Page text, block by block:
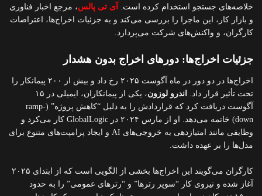
خلاصه‌های جستجو استخدام کرده است.
آی تی پالس، مرجع اخبار فناوری
و بازار کار، این ماجرا را بررسی می‌کند و به جزئیات اخراج‌ها، اعتراضات
کارگران، و واکنش‌های شرکت می‌پردازد.
جزئیات اخراج‌ها: دورهای اخراج بدون هشدار
اخراج‌ها در دو دور در ماه آگوست ۲۰۲۵ رخ داد و بیش از ۲۰۰ پیمانکار را
تحت تأثیر قرار داد.
اندرو لوزون
، یکی از پیمانکاران، ایمیلی در ۱۵
آگوست دریافت کرد که قراردادش را به دلیل “کاهش پروژه” (ramp-
down) خاتمه می‌دهد. او از مارس ۲۰۲۴ در GlobalLogic کار می‌کرد و
وظایفی مانند امتیازدهی به خروجی‌های AI و ایجاد پرامپت‌های متنوع برای
مدل‌ها را بر عهده داشت.
کارگران می‌گویند این اخراج‌ها بخشی از الگویی است که از ابتدای ۲۰۲۵
آغاز شده و نیروی کار “سوپر رترها” و “رترهای عمومی” را به حدود